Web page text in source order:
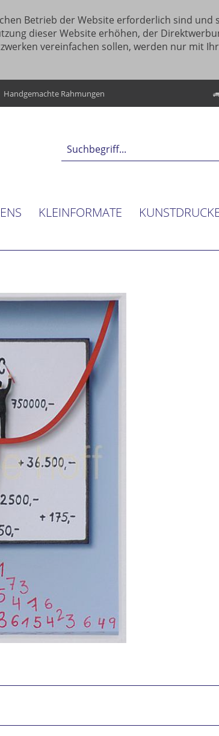
Betrieb der Website erforderlich sind und
dieser Website erhöhen, der
vereinfachen sollen, werden nur mit
Handgemachte Rahmungen
KLEINFORMATE